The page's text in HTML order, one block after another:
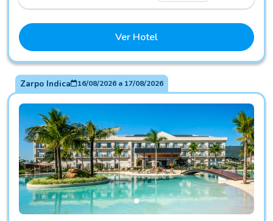
Ver Hotel
Zarpo Indica 16/08/2026a 17/08/2026